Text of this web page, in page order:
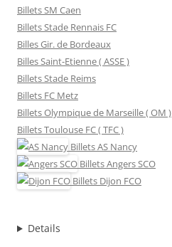
Billets SM Caen
Billets Stade Rennais FC
Billes Gir. de Bordeaux
Billes Saint-Etienne ( ASSE )
Billets Stade Reims
Billets FC Metz
Billets Olympique de Marseille ( OM )
Billets Toulouse FC ( TFC )
BilletsAS Nancy
BilletsAngers SCO
Billets Dijon FCO
Details